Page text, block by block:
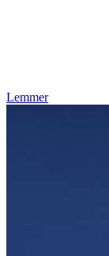
Lemmer